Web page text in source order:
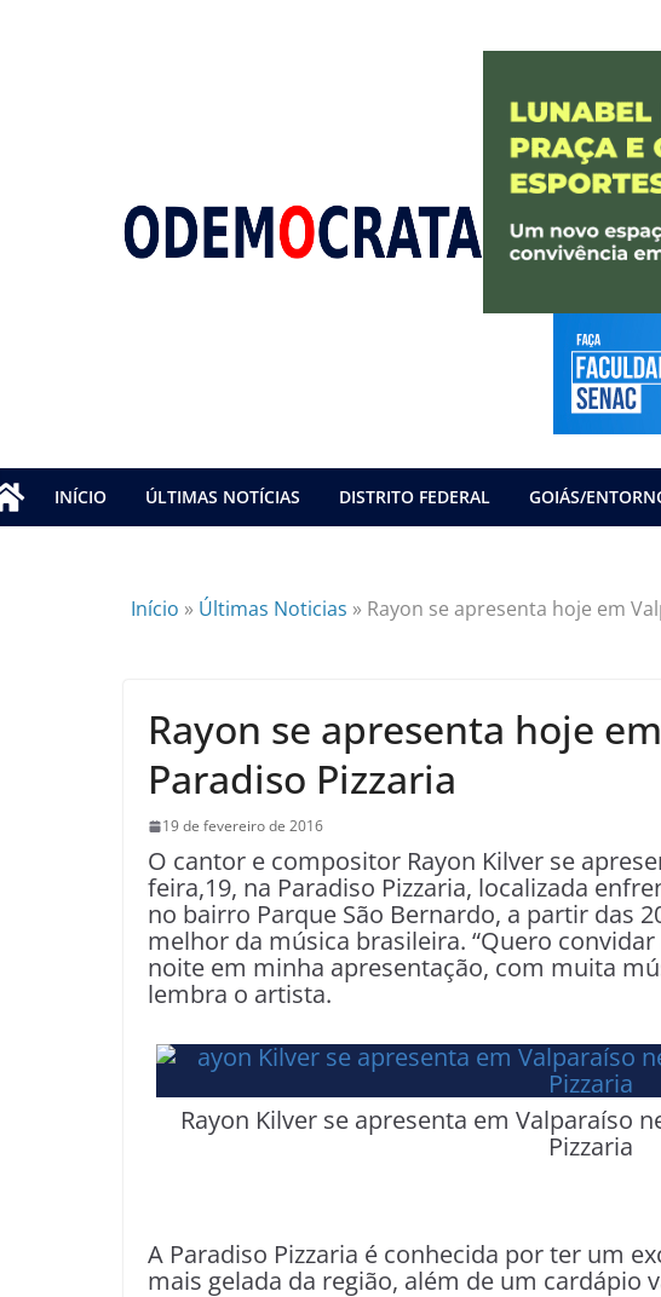
INÍCIO ÚLTIMAS NOTÍCIAS DISTRITO FEDERAL GOIÁS/
Início » Últimas Noticias » Rayon se apresenta hoje em
Rayon se apresenta hoje
Paradiso Pizzaria
19 de fevereiro de 2016
O cantor e compositor Rayon Kilver se
feira,19, na Paradiso Pizzaria, localizada
no bairro Parque São Bernardo, a partir das
melhor da música brasileira. “Quero
noite em minha apresentação, com muita
lembra o artista.
Rayon Kilver se apresenta em Valparaíso
Pizzaria
A Paradiso Pizzaria é conhecida por ter um
mais gelada da região, além de um cardápio